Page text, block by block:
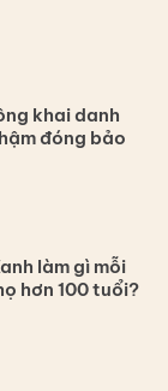
khai danh
đóng bảo
làm gì mỗi
hơn 100 tuổi?